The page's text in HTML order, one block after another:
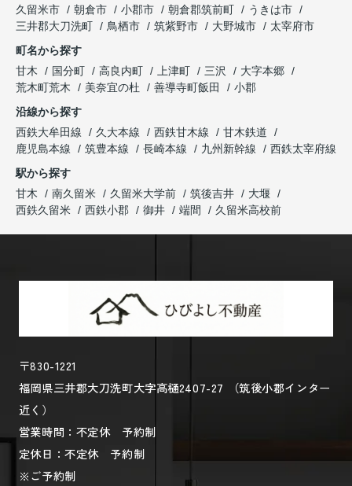
久留米市
朝倉市 小郡市 朝倉郡筑前町
うきは市
三井郡大刀洗町
鳥栖市 筑紫野市 大野城市
太宰府市
町名から探す
甘木
国分町 高良内町 上津町 三沢
大字本郷
荒木町荒木
美奈宜の杜 善導寺町飯田
小郡
沿線から探す
西鉄大牟田線
久大本線 西鉄甘木線
甘木鉄道
鹿児島本線
筑豊本線 長崎本線 九州新幹線
西鉄太宰府線
駅から探す
甘木
南久留米 久留米大学前 筑後吉井
大堰
西鉄久留米
西鉄小郡 御井 端間 久留米高校前
〒830-1221
福岡県三井郡大刀洗町大字高樋2407-27 （筑後小郡インター
近く）
営業時間：不定休 予約制
定休日：不定休 予約制
※ご予約制